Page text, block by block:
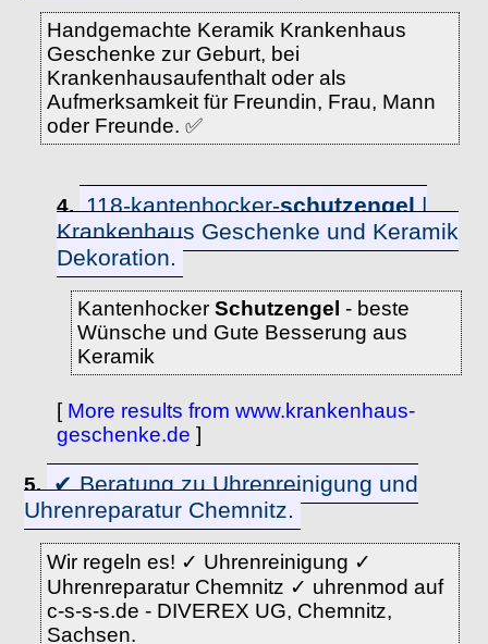
Handgemachte Keramik Krankenhaus
Geschenke zur Geburt, bei
Krankenhausaufenthalt oder als
Aufmerksamkeit für Freundin, Frau, Mann
oder Freunde. ✅
4. 118-kantenhocker-schutzengel|
Krankenhaus Geschenke und Keramik
Dekoration.
KantenhockerSchutzengel - beste
Wünsche und Gute Besserung aus
Keramik
[ More results from www.krankenhaus-
geschenke.de ]
5. ✔ Beratung zu Uhrenreinigung und
Uhrenreparatur Chemnitz.
Wir regeln es! ✓ Uhrenreinigung ✓
Uhrenreparatur Chemnitz ✓ uhrenmod auf
c-s-s-s.de - DIVEREX UG, Chemnitz,
Sachsen.